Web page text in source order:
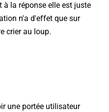
à la réponse elle est juste
n'a d'effet que sur
crier au loup.
une portée utilisateur